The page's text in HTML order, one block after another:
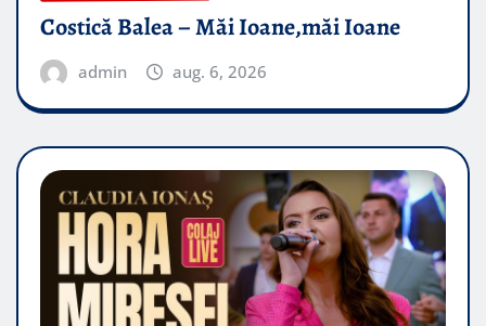
Costică Balea – Măi Ioane,măi Ioane
admin aug. 6, 2026